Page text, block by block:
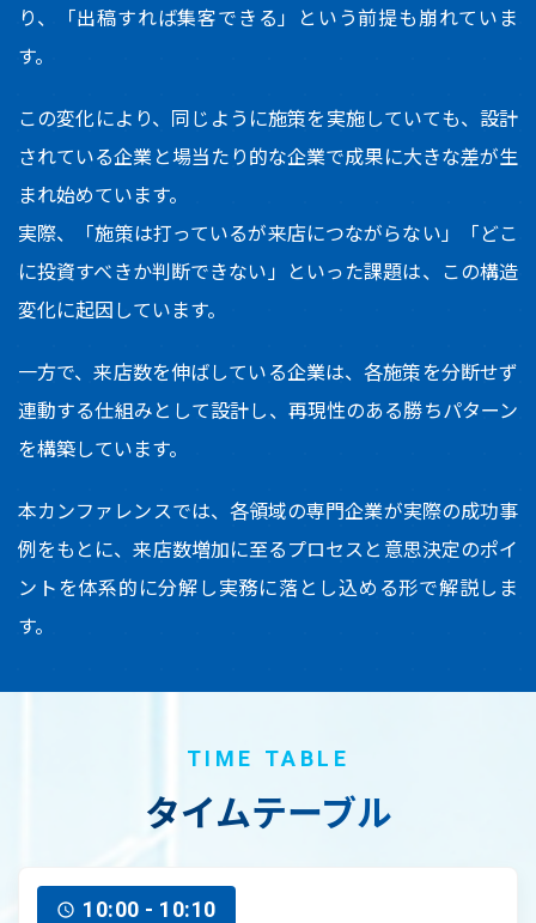
り、「出稿すれば集客できる」という前提も崩れていま
す。
この変化により、同じように施策を実施していても、設計
されている企業と場当たり的な企業で成果に大きな差が生
まれ始めています。
実際、「施策は打っているが来店につながらない」「どこ
に投資すべきか判断できない」といった課題は、この構造
変化に起因しています。
一方で、来店数を伸ばしている企業は、各施策を分断せず
連動する仕組みとして設計し、再現性のある勝ちパターン
を構築しています。
本カンファレンスでは、各領域の専門企業が実際の成功事
例をもとに、来店数増加に至るプロセスと意思決定のポイ
ントを体系的に分解し実務に落とし込める形で解説しま
す。
TIME TABLE
タイムテーブル
10:00 - 10:10